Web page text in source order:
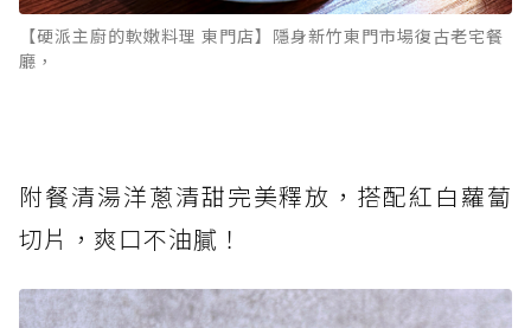
【硬派主廚的軟嫩料理 東門店】隱身新竹東門市場復古老宅餐
廳，
附餐清湯洋蔥清甜完美釋放，搭配紅白蘿蔔
切片，爽口不油膩！